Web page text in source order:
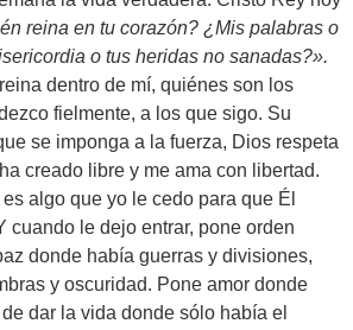
reina en tu corazón? ¿Mis palabras o
o tus heridas no sanadas?».
dentro de mí, quiénes son los
fielmente, a los que sigo. Su
se imponga a la fuerza, Dios respeta
creado libre y me ama con libertad.
algo que yo le cedo para que Él
cuando le dejo entrar, pone orden
donde había guerras y divisiones,
y oscuridad. Pone amor donde
dar la vida donde sólo había el